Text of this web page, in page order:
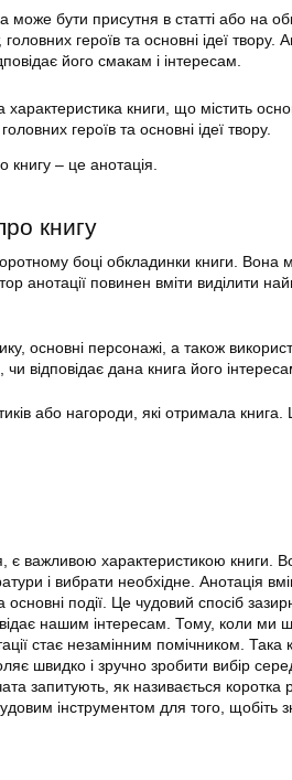
може бути присутня в статті або на
героїв та основні ідеї твору.
його смакам і інтересам.
характеристика книги, що містить
героїв та основні ідеї твору.
книгу – це анотація.
книгу
боці обкладинки книги. Вона
анотації повинен вміти виділити
основні персонажі, а також
відповідає дана книга його
або нагороди, які отримала
є важливою характеристикою книги.
і вибрати необхідне. Анотація
основні події. Це чудовий спосіб
нашим інтересам. Тому, коли ми
стає незамінним помічником. Така
швидко і зручно зробити вибір
запитують, як називається коротка
інструментом для того, щобіть